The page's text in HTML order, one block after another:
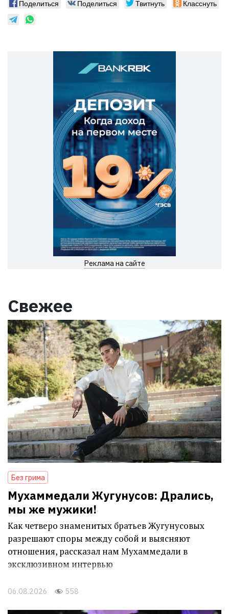
Поделиться Поделиться Твитнуть Класснуть
Реклама на сайте
Свежее
Без грима
Мухаммедали Жугунусов: Дрались,
мы же мужики!
Как четверо знаменитых братьев Жугунусовых
разрешают споры между собой и выясняют
отношения, рассказал нам Мухаммедали в
эксклюзивном интервью
06.08.2026 558